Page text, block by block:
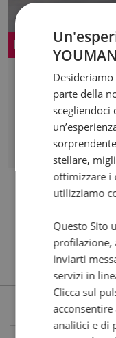
Promo
2014 | 23150 km | 798
€ 6.500
6.200
parte della
scegliendoci
stellare,
ottimizzare i
utilizziamo
Questo Sito
profilazione,
inviarti
servizi in
Clicca sul
analitici e di